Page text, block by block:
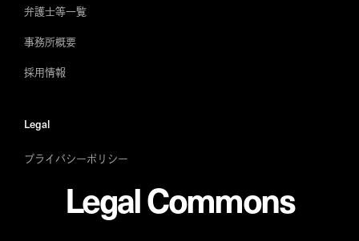
弁護士等一覧
事務所概要
採用情報
Legal
プライバシーポリシー
Legal Commons